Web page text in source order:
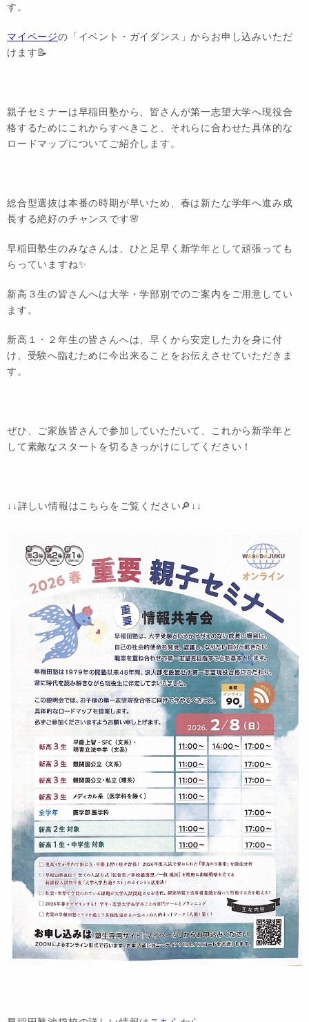
す。
マイページの「イベント・ガイダンス」からお申し込みいただ
けます📝
親子セミナーは早稲田塾から、皆さんが第一志望大学へ現役合
格するためにこれからすべきこと、それらに合わせた具体的な
ロードマップについてご紹介します。
総合型選抜は本番の時期が早いため、春は新たな学年へ進み成
長する絶好のチャンスです🌸
早稲田塾生のみなさんは、ひと足早く新学年として頑張っても
らっていますね✨️
新高３生の皆さんへは大学・学部別でのご案内をご用意してい
ます。
新高１・２年生の皆さんへは、早くから安定した力を身に付
け、受験へ臨むために今出来ることをお伝えさせていただきま
す。
ぜひ、ご家族皆さんで参加していただいて、これから新学年と
して素敵なスタートを切るきっかけにしてください！
↓↓詳しい情報はこちらをご覧ください🔎↓↓